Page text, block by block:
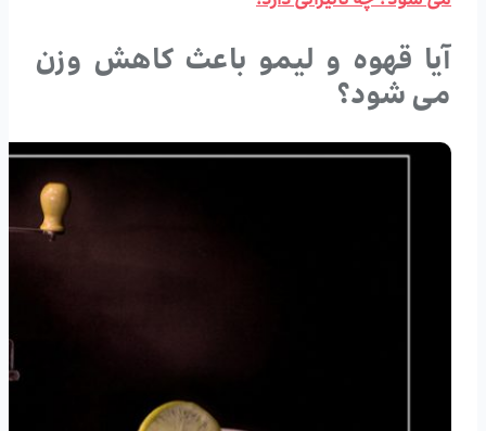
آیا قهوه و لیمو باعث کاهش وزن
می شود؟